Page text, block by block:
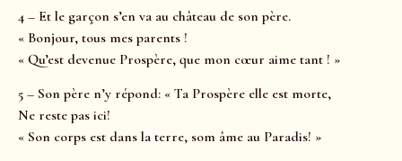
4 – Et le garçon s’en va au château de son père.
« Bonjour, tous mes parents !
« Qu’est devenue Prospère, que mon cœur aime tant ! »
5 – Son père n’y répond: « Ta Prospère elle est morte,
Ne reste pas ici!
« Son corps est dans la terre, som âme au Paradis! »